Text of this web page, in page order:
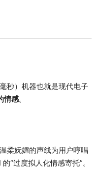
秒）机器也就是现代电子
情感。
柔妩媚的声线为用户哼唱
“过度拟人化情感寄托”。